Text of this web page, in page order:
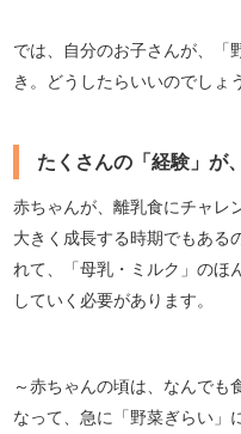
では、自分のお子さんが、「
き。どうしたらいいのでしょ
たくさんの「経験」
赤ちゃんが、離乳食にチャレ
大きく成長する時期でもある
れて、「母乳・ミルク」のほ
していく必要があります。
～赤ちゃんの頃は、なんでも
なって、急に「野菜ぎらい」